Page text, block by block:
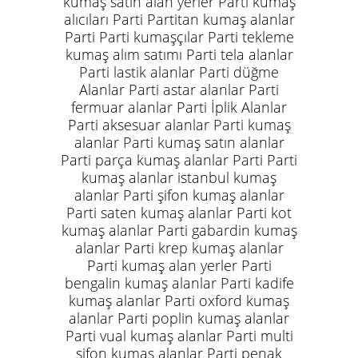
alıcıları Parti Partitan kumaş alanlar
Parti Parti kumaşçılar Parti tekleme
kumaş alım satımı Parti tela alanlar
Parti lastik alanlar Parti düğme
Alanlar Parti astar alanlar Parti
fermuar alanlar Parti İplik Alanlar
Parti aksesuar alanlar Parti kumaş
alanlar Parti kumaş satın alanlar
Parti parça kumaş alanlar Parti Parti
kumaş alanlar istanbul kumaş
alanlar Parti şifon kumaş alanlar
Parti saten kumaş alanlar Parti kot
kumaş alanlar Parti gabardin kumaş
alanlar Parti krep kumaş alanlar
Parti kumaş alan yerler Parti
bengalin kumaş alanlar Parti kadife
kumaş alanlar Parti oxford kumaş
alanlar Parti poplin kumaş alanlar
Parti vual kumaş alanlar Parti multi
şifon kumaş alanlar Parti penak